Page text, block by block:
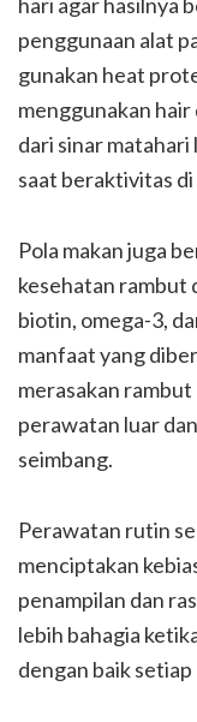
penggunaan alat
gunakan heat
menggunakan
dari sinar
saat beraktivitas di
Pola makan juga
kesehatan rambut
biotin, omega-3,
manfaat yang
merasakan
perawatan luar
seimbang.
Perawatan rutin
menciptakan
penampilan dan
lebih bahagia
dengan baik setiap